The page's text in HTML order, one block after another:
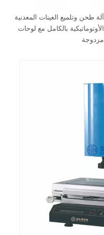
آلة طحن وتلميع العينات المعدنية
الأوتوماتيكية بالكامل مع لوحات
مزدوجة